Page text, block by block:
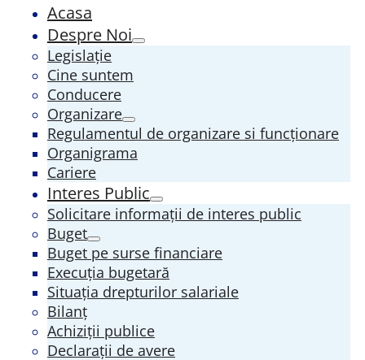
Acasa
Despre Noi
Legislație
Cine suntem
Conducere
Organizare
Regulamentul de organizare si funcționare
Organigrama
Cariere
Interes Public
Solicitare informații de interes public
Buget
Buget pe surse financiare
Execuția bugetară
Situația drepturilor salariale
Bilanț
Achiziții publice
Declarații de avere